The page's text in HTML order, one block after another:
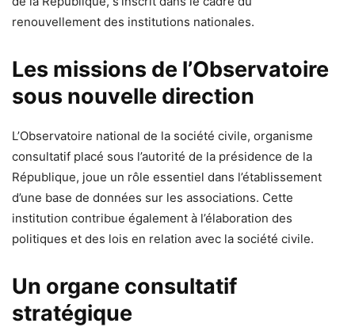
renouvellement des institutions nationales.
Les missions de l’Observatoire
sous nouvelle direction
L’Observatoire national de la société civile, organisme
consultatif placé sous l’autorité de la présidence de la
République, joue un rôle essentiel dans l’établissement
d’une base de données sur les associations. Cette
institution contribue également à l’élaboration des
politiques et des lois en relation avec la société civile.
Un organe consultatif
stratégique